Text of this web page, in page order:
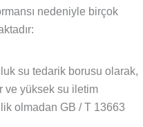
nedeniyle birçok
su tedarik borusu olarak,
ve yüksek su iletim
olmadan GB / T 13663